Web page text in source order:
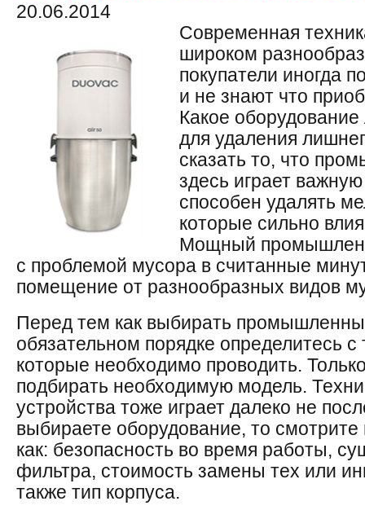
20.06.2014
Современная
широком
покупатели иногда
и не знают что
Какое
для удаления
сказать то, что
здесь играет
способен удалять
которые сильно
Мощный
с проблемой мусора в считанные
помещение от разнообразных видов
Перед тем как выбирать
обязательном порядке определитесь
которые необходимо проводить.
подбирать необходимую модель.
устройства тоже играет далеко не
выбираете оборудование, то смотрите
как: безопасность во время работы,
фильтра, стоимость замены тех или
также тип корпуса.